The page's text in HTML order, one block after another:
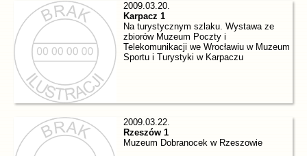
2009.03.20.
Karpacz 1
Na turystycznym szlaku. Wystawa ze
zbiorów Muzeum Poczty i
Telekomunikacji we Wrocławiu w Muzeum
Sportu i Turystyki w Karpaczu
2009.03.22.
Rzeszów 1
Muzeum Dobranocek w Rzeszowie